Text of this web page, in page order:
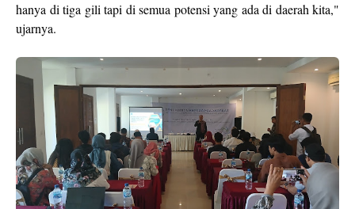
hanya di tiga gili tapi di semua potensi yang ada di daerah kita,"
ujarnya.